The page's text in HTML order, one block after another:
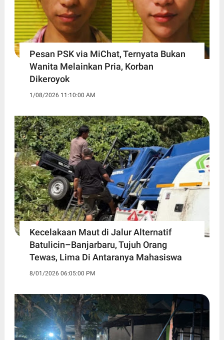
Pesan PSK via MiChat, Ternyata Bukan
Wanita Melainkan Pria, Korban
Dikeroyok
1/08/2026 11:10:00 AM
Kecelakaan Maut di Jalur Alternatif
Batulicin–Banjarbaru, Tujuh Orang
Tewas, Lima Di Antaranya Mahasiswa
8/01/2026 06:05:00 PM